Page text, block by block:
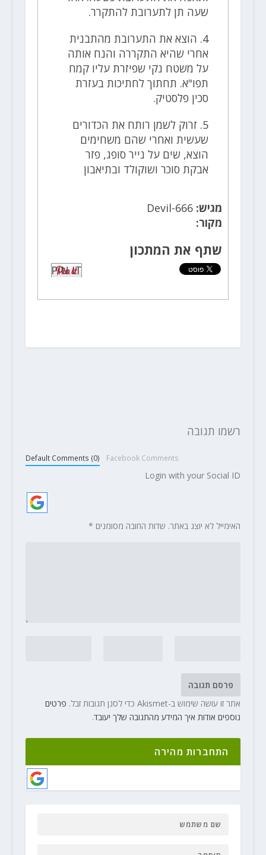
שעה תן לתערובת להתקרר.
4. הוצא את התערובת מהתבנית
אחרי שהיא התקררה והנח אותה
על משטח נקי שפיזרת עליו קמח
תפו"א. תחתוך לחתיכות בעזרת
סכין פלסטיק.
5. זרוק לשמן רותח את הכדורים
שעשית ואחרי שהם משחימים
הוצא, שים על נייר סופג, פזר
אבקת סוכר ושוקולד ובתיאבון
מגיש: Devil-666
מקור:
שתף את המתכון
PIN IT
רשמו תגובה
Default Comments (0) Facebook Comments
Login with your Social ID
האימייל לא יוצג באתר. שדות החובה מסומנים *
אתר זו עושה שימוש ב-Akismet כדי לסנן תגובות זבל.
פרטים
נוספים אודות איך המידע מהתגובה שלך יעובד.
התחברות מהירה